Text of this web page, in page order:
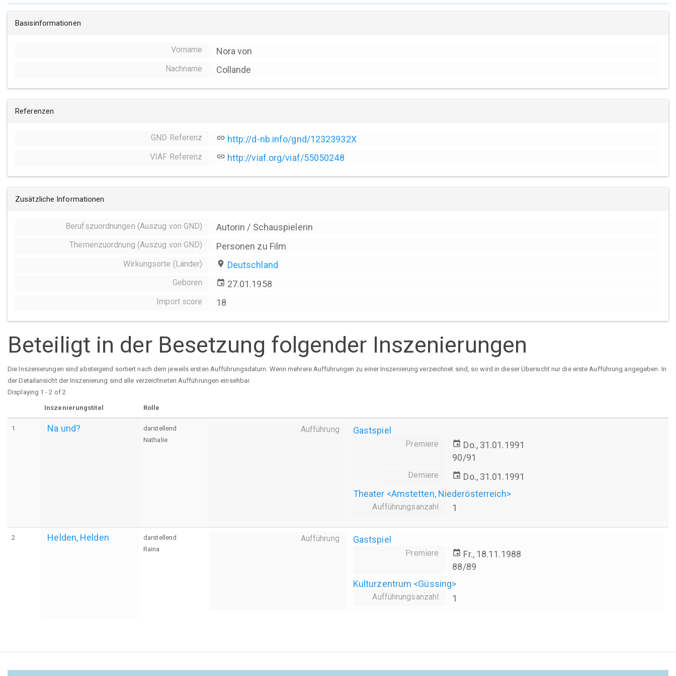
Basisinformationen
Vorname Nora von
Nachname Collande
Referenzen
GND Referenz link http://d-nb.info/gnd/12323932X
VIAF Referenz link http://viaf.org/viaf/55050248
Zusätzliche Informationen
Berufszuordnungen (Auszug von GND) Autorin / Schauspielerin
Themenzuordnung (Auszug von GND) Personen zu Film
Wirkungsorte (Länder) place Deutschland
Geboren event 27.01.1958
Import score 18
Beteiligt in der Besetzung folgender Inszenierungen
Die Inszenierungen sind absteigend sortiert nach dem jeweils ersten Aufführungsdatum. Wenn mehrere Aufführungen zu einer Inszenierung verzeichnet sind, so wird in dieser Übersicht nur die erste Aufführung angegeben. In
der Detailansicht der Inszenierung sind alle verzeichneten Aufführungen einsehbar.
Displaying 1 - 2 of 2
Inszenierungstitel Rolle
1 Na und?
darstellend
Nathalie
Aufführung Gastspiel
Premiere event Do., 31.01.1991
90/91
Derniere event Do., 31.01.1991
Theater <Amstetten, Niederösterreich>
Aufführungsanzahl 1
2 Helden, Helden
darstellend
Raina
Aufführung Gastspiel
Premiere event Fr., 18.11.1988
88/89
Kulturzentrum <Güssing>
Aufführungsanzahl 1